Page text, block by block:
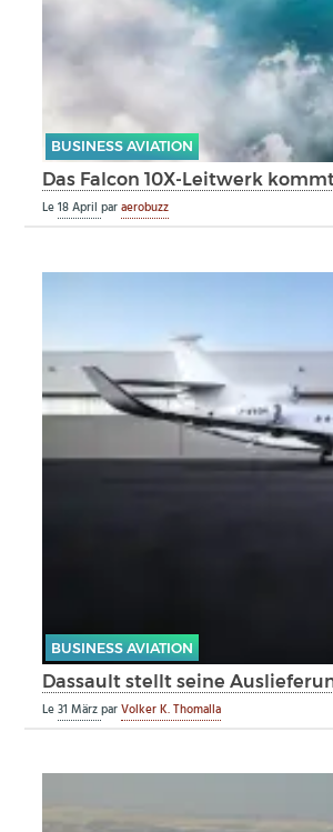
BUSINESS AVIATION
Das Falcon 10X-Leitwerk
Le18 Aprilparaerobuzz
BUSINESS AVIATION
Dassault stellt seine
Le31 MärzparVolker K. Thomalla